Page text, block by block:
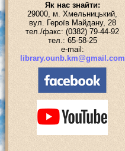
Як нас знайти:
29000, м. Хмельницький,
вул. Героїв Майдану, 28
тел./факс: (0382) 79-44-92
тел.: 65-58-25
e-mail:
library.ounb.km@gmail.com